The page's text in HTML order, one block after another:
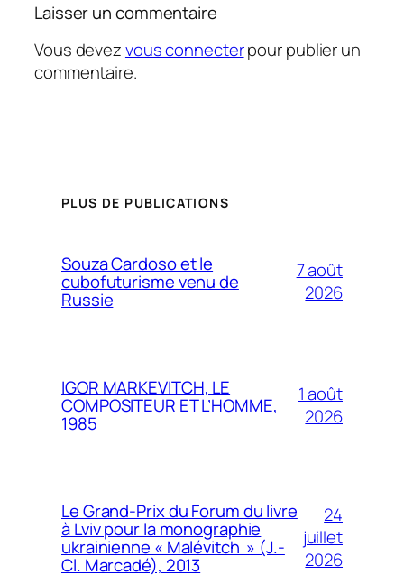
Laisser un commentaire
Vous devezvous connecterpour publier un
commentaire.
PLUS DE PUBLICATIONS
Souza Cardoso et le
cubofuturisme venu de
Russie
7 août
2026
IGOR MARKEVITCH, LE
COMPOSITEUR ET L’HOMME,
1985
1 août
2026
Le Grand-Prix du Forum du livre
à Lviv pour la monographie
ukrainienne « Malévitch » (J.-
Cl. Marcadé), 2013
24
juillet
2026